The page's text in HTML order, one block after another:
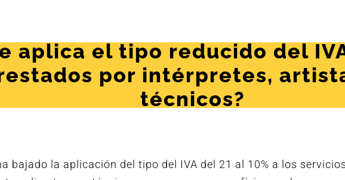
aplica el tipo reducido del
por intérpretes,
técnicos?
bajado la aplicación del tipo del IVA del 21 al 10% a los servicios